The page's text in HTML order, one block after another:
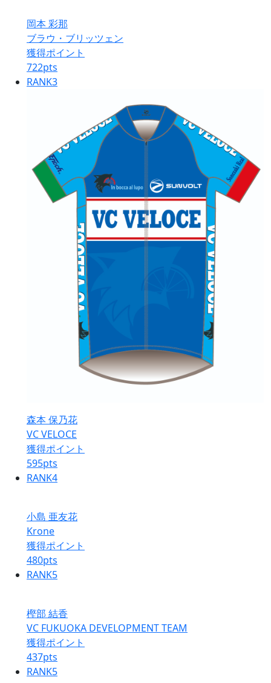
岡本 彩那
ブラウ・ブリッツェン
獲得ポイント
722pts
RANK3
森本 保乃花
VC VELOCE
獲得ポイント
595pts
RANK4
小島 亜友花
Krone
獲得ポイント
480pts
RANK5
樫部 結香
VC FUKUOKA DEVELOPMENT TEAM
獲得ポイント
437pts
RANK5